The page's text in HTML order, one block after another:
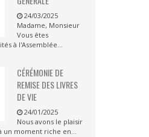
24/03/2025
Madame, Monsieur
Vous êtes
à l'Assemblée...
CÉRÉMONIE DE
REMISE DES LIVRES
DE VIE
24/01/2025
Nous avons le plaisir
un moment riche en...